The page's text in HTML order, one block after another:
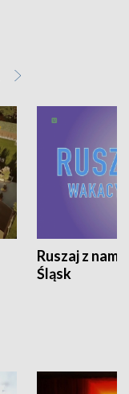
Ruszaj z
Śląsk